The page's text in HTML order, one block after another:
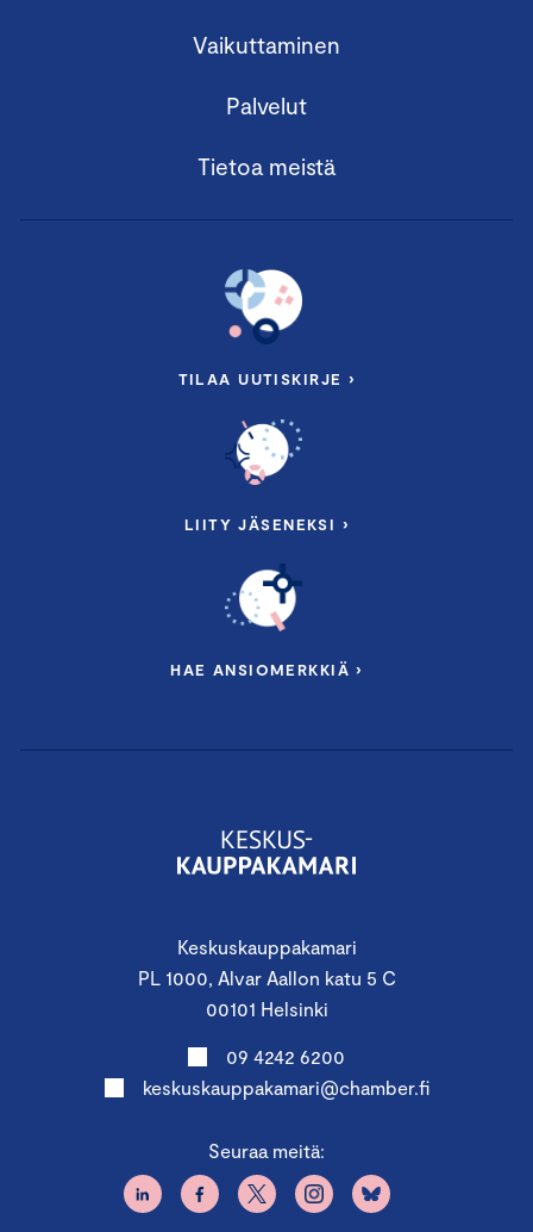
Keskuskauppakamari
PL 1000, Alvar Aallon katu 5 C
00101 Helsinki
09 4242 6200
keskuskauppakamari@chamber.fi
Seuraa meitä:
Vaikuttaminen
Palvelut
Tietoa meistä
TILAA UUTISKIRJE ›
LIITY JÄSENEKSI ›
HAE ANSIOMERKKIÄ ›